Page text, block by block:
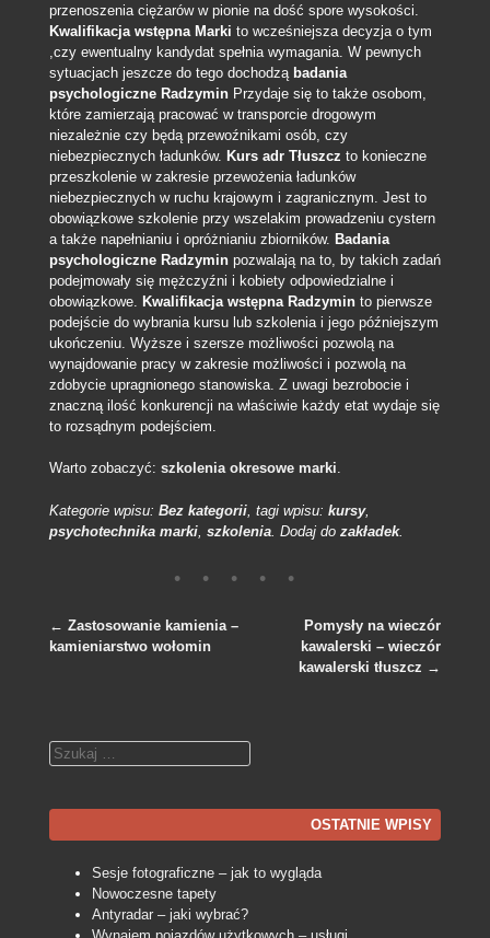
przenoszenia ciężarów w pionie na dość spore wysokości.
Kwalifikacja wstępna Marki to wcześniejsza decyzja o tym
,czy ewentualny kandydat spełnia wymagania. W pewnych
sytuacjach jeszcze do tego dochodzą badania
psychologiczne RadzyminPrzydaje się to także osobom,
które zamierzają pracować w transporcie drogowym
niezależnie czy będą przewoźnikami osób, czy
niebezpiecznych ładunków. Kurs adr Tłuszcz to konieczne
przeszkolenie w zakresie przewożenia ładunków
niebezpiecznych w ruchu krajowym i zagranicznym. Jest to
obowiązkowe szkolenie przy wszelakim prowadzeniu cystern
a także napełnianiu i opróżnianiu zbiorników. Badania
psychologiczne Radzyminpozwalają na to, by takich zadań
podejmowały się mężczyźni i kobiety odpowiedzialne i
obowiązkowe. Kwalifikacja wstępna Radzyminto pierwsze
podejście do wybrania kursu lub szkolenia i jego późniejszym
ukończeniu. Wyższe i szersze możliwości pozwolą na
wynajdowanie pracy w zakresie możliwości i pozwolą na
zdobycie upragnionego stanowiska. Z uwagi bezrobocie i
znaczną ilość konkurencji na właściwie każdy etat wydaje się
to rozsądnym podejściem.
Warto zobaczyć: szkolenia okresowe marki.
Kategorie wpisu: Bez kategorii, tagi wpisu: kursy,
psychotechnika marki, szkolenia. Dodaj do zakładek.
Nawigacja po wpisach
← Zastosowanie kamienia –
kamieniarstwo wołomin
Pomysły na wieczór
kawalerski – wieczór
kawalerski tłuszcz →
Szukaj
OSTATNIE WPISY
Sesje fotograficzne – jak to wygląda
Nowoczesne tapety
Antyradar – jaki wybrać?
Wynajem pojazdów użytkowych – usługi